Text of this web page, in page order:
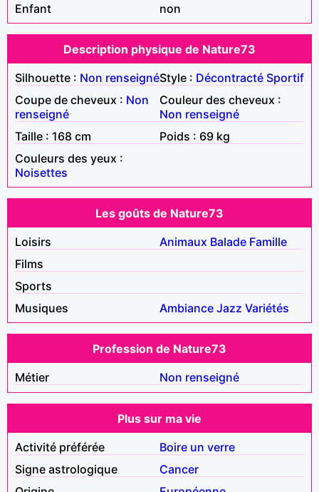
Enfant
non
Description physique de Nature73
Silhouette : Non renseignéStyle : Décontracté Sportif
Coupe de cheveux : Non
renseigné
Couleur des cheveux :
Non renseigné
Taille : 168 cm
Poids : 69 kg
Couleurs des yeux :
Noisettes
Les goûts de Nature73
Loisirs
Animaux Balade Famille
Films
Sports
Musiques
Ambiance Jazz Variétés
Profession de Nature73
Métier
Non renseigné
Plus sur ma vie
Activité préférée
Boire un verre
Signe astrologique
Cancer